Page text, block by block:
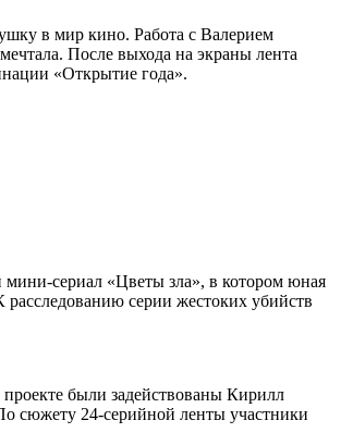
в мир кино. Работа с Валерием
После выхода на экраны лента
«Открытие года».
сериал «Цветы зла», в котором юная
серии жестоких убийств
были задействованы Кирилл
сюжету 24-серийной ленты участники